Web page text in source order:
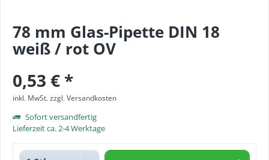
78 mm Glas-Pipette DIN 18
weiß / rot OV
0,53 € *
inkl. MwSt.zzgl. Versandkosten
Sofort versandfertig
Lieferzeit ca. 2-4 Werktage